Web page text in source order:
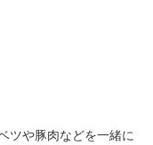
ツや豚肉などを一緒に